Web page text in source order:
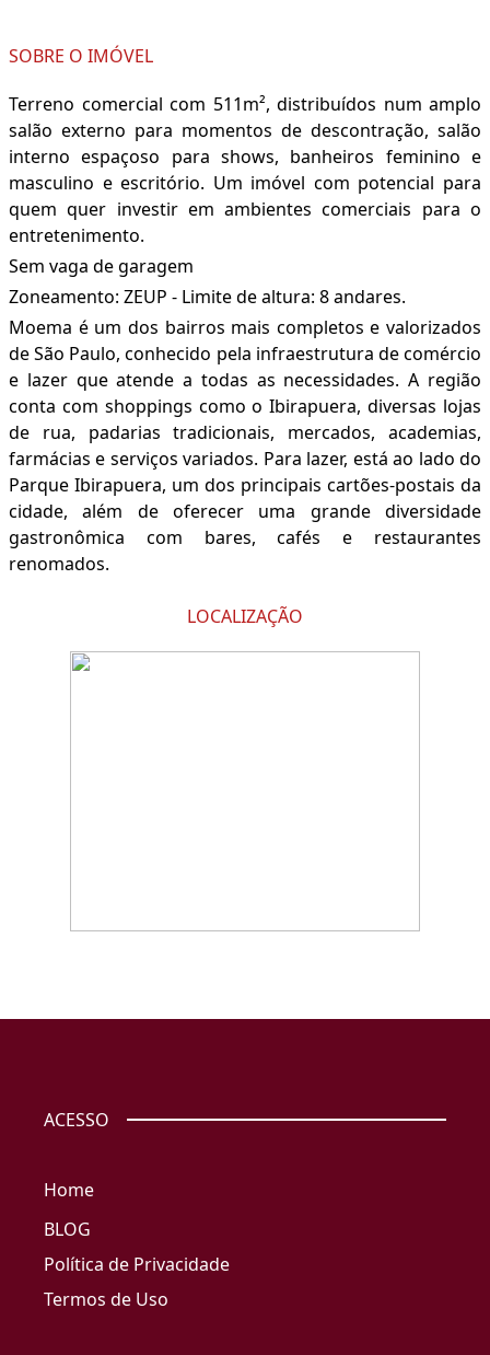
SOBRE O IMÓVEL
Terreno comercial com 511m², distribuídos num amplo
salão externo para momentos de descontração, salão
interno espaçoso para shows, banheiros feminino e
masculino e escritório. Um imóvel com potencial para
quem quer investir em ambientes comerciais para o
entretenimento.
Sem vaga de garagem
Zoneamento: ZEUP - Limite de altura: 8 andares.
Moema é um dos bairros mais completos e valorizados
de São Paulo, conhecido pela infraestrutura de comércio
e lazer que atende a todas as necessidades. A região
conta com shoppings como o Ibirapuera, diversas lojas
de rua, padarias tradicionais, mercados, academias,
farmácias e serviços variados. Para lazer, está ao lado do
Parque Ibirapuera, um dos principais cartões-postais da
cidade, além de oferecer uma grande diversidade
gastronômica com bares, cafés e restaurantes
renomados.
LOCALIZAÇÃO
ACESSO
Home
BLOG
Política de Privacidade
Termos de Uso